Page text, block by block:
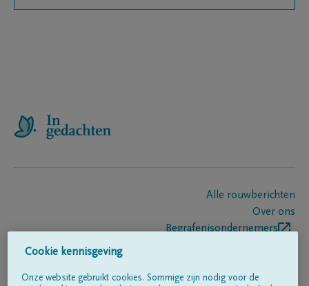
Alle rouwberichten
Over ons
Begrafenisondernemers
Cookie kennisgeving
Onze website gebruikt cookies. Sommige zijn nodig voor de